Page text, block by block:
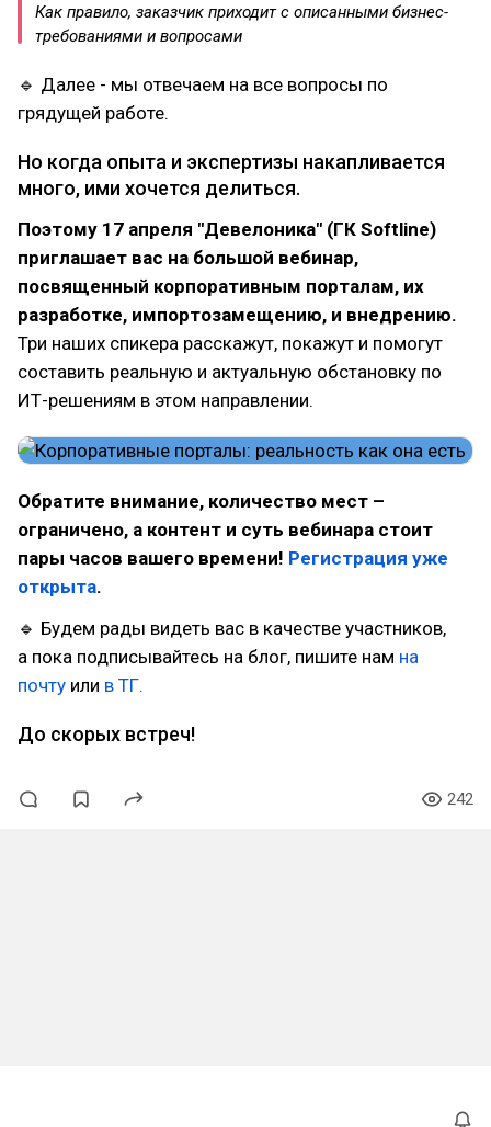
Как правило, заказчик приходит с описанными бизнес-
требованиями и вопросами
🔹 Далее - мы отвечаем на все вопросы по
грядущей работе.
Но когда опыта и экспертизы накапливается
много, ими хочется делиться.
Поэтому 17 апреля "Девелоника" (ГК Softline)
приглашает вас на большой вебинар,
посвященный корпоративным порталам, их
разработке, импортозамещению, и внедрению.
Три наших спикера расскажут, покажут и помогут
составить реальную и актуальную обстановку по
ИТ-решениям в этом направлении.
Обратите внимание, количество мест –
ограничено, а контент и суть вебинара стоит
пары часов вашего времени! Регистрация уже
открыта.
🔹 Будем рады видеть вас в качестве участников,
а пока подписывайтесь на блог, пишите нам на
почту или в ТГ.
До скорых встреч!
242